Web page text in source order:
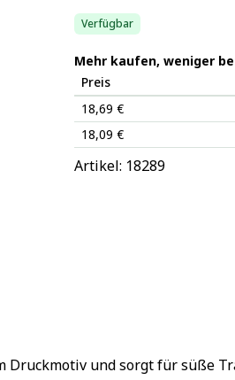
Verfügbar
Mehr kaufen, weniger
Preis
18,69 €
18,09 €
Artikel: 18289
und sorgt für süße